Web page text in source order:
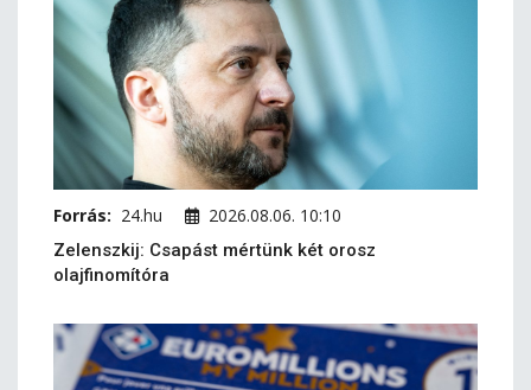
Forrás: 24.hu 2026.08.06. 10:10
Zelenszkij: Csapást mértünk két orosz
olajfinomítóra